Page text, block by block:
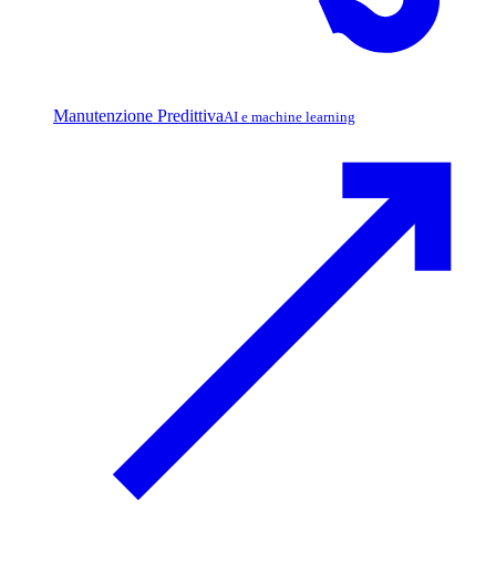
Manutenzione PredittivaAI e machine learning